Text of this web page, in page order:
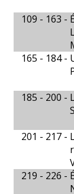
109 - 163 -
165 - 184 -
185 - 200 -
201 - 217 -
219 - 226 -